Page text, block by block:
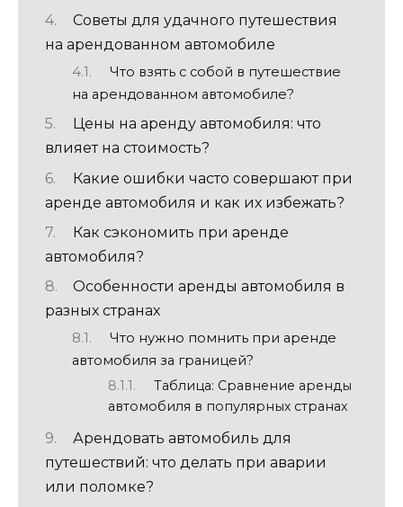
Советы для удачного путешествия
на арендованном автомобиле
Что взять с собой в путешествие
на арендованном автомобиле?
Цены на аренду автомобиля: что
влияет на стоимость?
Какие ошибки часто совершают при
аренде автомобиля и как их избежать?
Как сэкономить при аренде
автомобиля?
Особенности аренды автомобиля в
разных странах
Что нужно помнить при аренде
автомобиля за границей?
Таблица: Сравнение аренды
автомобиля в популярных странах
Арендовать автомобиль для
путешествий: что делать при аварии
или поломке?